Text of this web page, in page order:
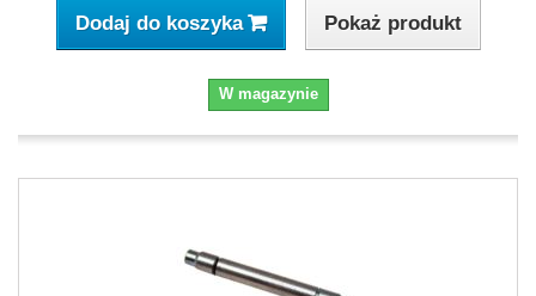
Dodaj do koszyka Pokaż produkt
W magazynie